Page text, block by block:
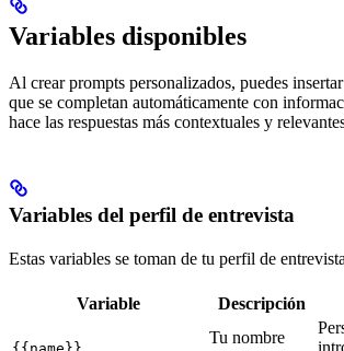
Variables disponibles
Al crear prompts personalizados, puedes
que se completan automáticamente con
hace las respuestas más contextuales y
Variables del perfil de entrevista
Estas variables se toman de tu perfil de
Variable Descripción
Tu nombre